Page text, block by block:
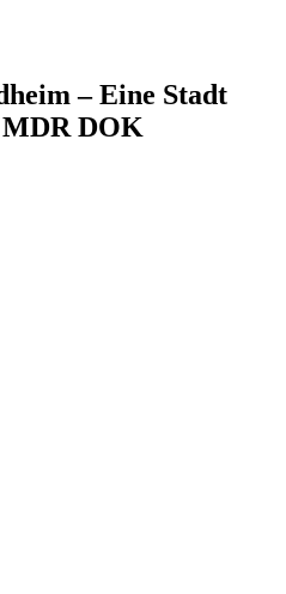
– Eine Stadt
DOK